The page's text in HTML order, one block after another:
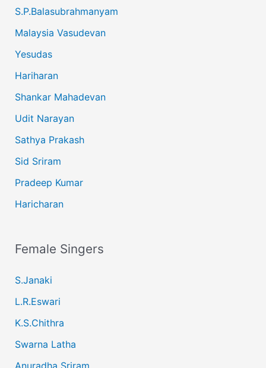
S.P.Balasubrahmanyam
Malaysia Vasudevan
Yesudas
Hariharan
Shankar Mahadevan
Udit Narayan
Sathya Prakash
Sid Sriram
Pradeep Kumar
Haricharan
Female Singers
S.Janaki
L.R.Eswari
K.S.Chithra
Swarna Latha
Anuradha Sriram